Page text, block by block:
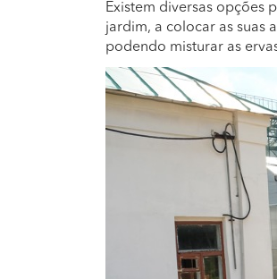
Existem diversas opções
jardim, a colocar as suas
podendo misturar as